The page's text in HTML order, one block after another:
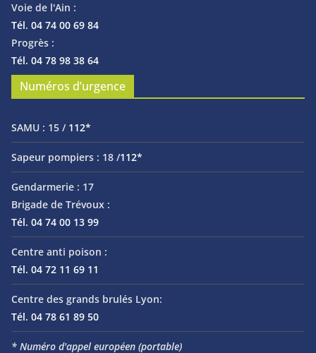
Voie de l'Ain :
Tél. 04 74 00 69 84
Progrès :
Tél. 04 78 98 38 64
Numéros d’urgence
SAMU : 15 / 112*
Sapeur pompiers : 18 /112*
Gendarmerie : 17
Brigade de Trévoux :
Tél. 04 74 00 13 99
Centre anti poison :
Tél. 04 72 11 69 11
Centre des grands brulés Lyon:
Tél. 04 78 61 89 50
* Numéro d'appel européen (portable)